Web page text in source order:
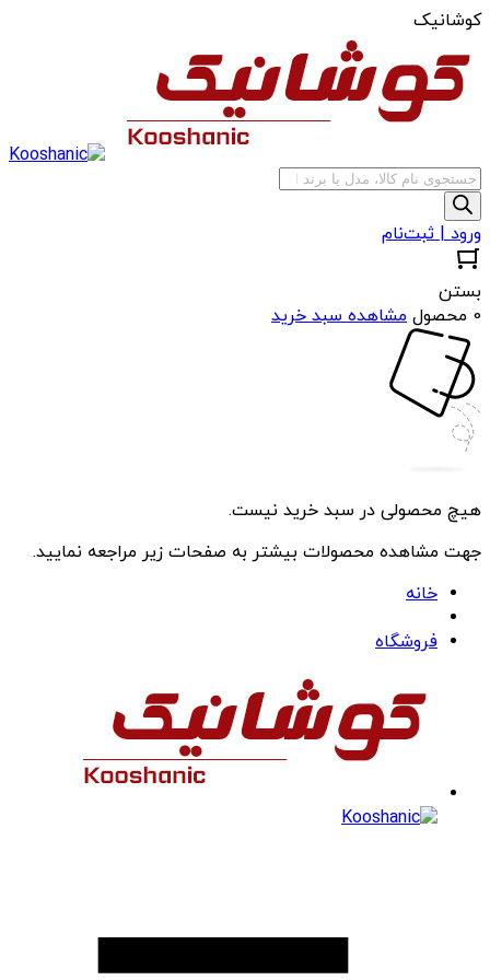
کوشانیک
جستجوی
محصولات
ورود | ثبت‌نام
بستن
0 محصول
مشاهده سبد خرید
هیچ محصولی در سبد خرید نیست.
جهت مشاهده محصولات بیشتر به صفحات زیر مراجعه نمایید.
خانه
فروشگاه